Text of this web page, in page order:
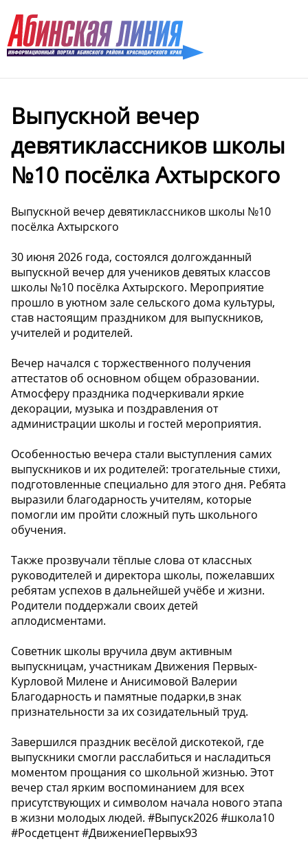
Выпускной вечер
девятиклассников школы
№10 посёлка Ахтырского
Выпускной вечер девятиклассников школы №10
посёлка Ахтырского
30 июня 2026 года, состоялся долгожданный
выпускной вечер для учеников девятых классов
школы №10 посёлка Ахтырского. Мероприятие
прошло в уютном зале сельского дома культуры,
став настоящим праздником для выпускников,
учителей и родителей.
Вечер начался с торжественного получения
аттестатов об основном общем образовании.
Атмосферу праздника подчеркивали яркие
декорации, музыка и поздравления от
администрации школы и гостей мероприятия.
Особенностью вечера стали выступления самих
выпускников и их родителей: трогательные стихи,
подготовленные специально для этого дня. Ребята
выразили благодарность учителям, которые
помогли им пройти сложный путь школьного
обучения.
Также прозвучали тёплые слова от классных
руководителей и директора школы, пожелавших
ребятам успехов в дальнейшей учёбе и жизни.
Родители поддержали своих детей
аплодисментами.
Советник школы вручила двум активным
выпускницам, участникам Движения Первых-
Курловой Милене и Анисимовой Валерии
Благодарность и памятные подарки,в знак
признательности за их созидательный труд.
Завершился праздник весёлой дискотекой, где
выпускники смогли расслабиться и насладиться
моментом прощания со школьной жизнью. Этот
вечер стал ярким воспоминанием для всех
присутствующих и символом начала нового этапа
в жизни молодых людей. #Выпуск2026 #школа10
#Росдетцент #ДвижениеПервых93